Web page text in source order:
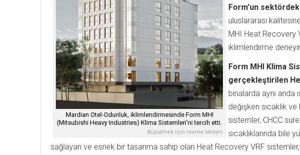
Mardian Otel-Odunluk, iklimlendirmesinde Form MHI
(Mitsubishi Heavy Industries) Klima Sistemleri’ni tercih etti.
Büyütmek için resme tıklayın
Form’un
uluslararası
MHI Heat Recovery
iklimlendirme
Form MHI Klima
gerçekleştirilen
binalarda aynı anda
değişken sıcaklık
sistemler, CHCC
sıcaklıklarında bile
sağlayan ve esnek bir tasarıma sahip olan Heat Recovery VRF